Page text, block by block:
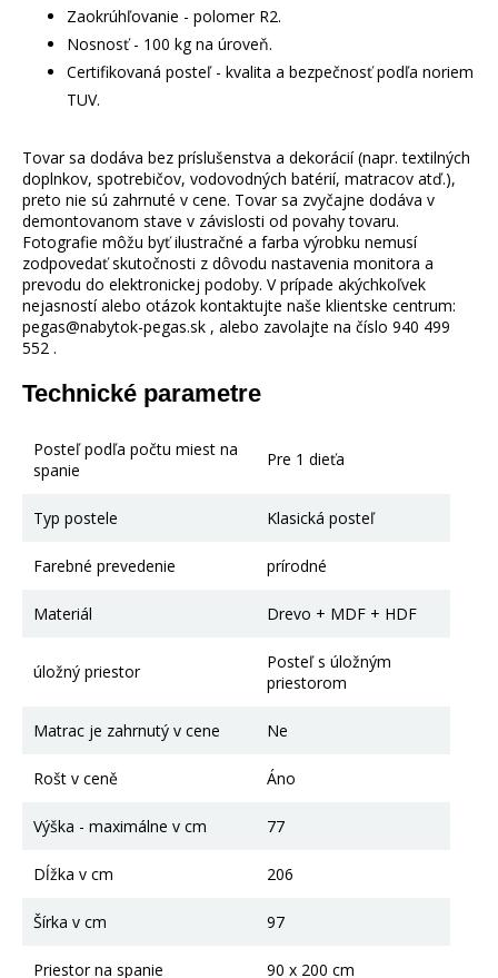
Zaokrúhľovanie - polomer R2.
Nosnosť - 100 kg na úroveň.
Certifikovaná posteľ - kvalita a bezpečnosť podľa noriem
TUV.
Tovar sa dodáva bez príslušenstva a dekorácií (napr. textilných
doplnkov, spotrebičov, vodovodných batérií, matracov atď.),
preto nie sú zahrnuté v cene. Tovar sa zvyčajne dodáva v
demontovanom stave v závislosti od povahy tovaru.
Fotografie môžu byť ilustračné a farba výrobku nemusí
zodpovedať skutočnosti z dôvodu nastavenia monitora a
prevodu do elektronickej podoby. V prípade akýchkoľvek
nejasností alebo otázok kontaktujte naše klientske centrum:
pegas@nabytok-pegas.sk , alebo zavolajte na číslo 940 499
552 .
Technické parametre
Posteľ podľa počtu miest na
spanie
Pre 1 dieťa
Typ postele Klasická posteľ
Farebné prevedenie prírodné
Materiál Drevo + MDF + HDF
úložný priestor
Posteľ s úložným
priestorom
Matrac je zahrnutý v cene Ne
Rošt v ceně Áno
Výška - maximálne v cm 77
Dĺžka v cm 206
Šírka v cm 97
Priestor na spanie 90 x 200 cm